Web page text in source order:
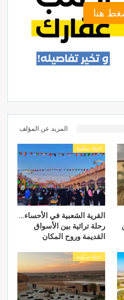
هنا
المزيد عن المؤلف
احياء سكنية
القرية الشعبية في الأحساء…
رحلة تراثية بين الأسواق
القديمة وروح المكان
احياء سكنية